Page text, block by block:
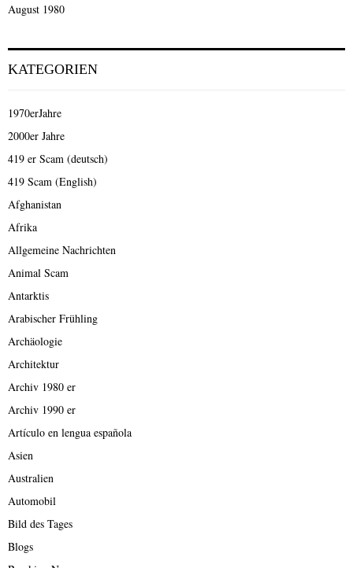
August 1980
KATEGORIEN
1970erJahre
2000er Jahre
419 er Scam (deutsch)
419 Scam (English)
Afghanistan
Afrika
Allgemeine Nachrichten
Animal Scam
Antarktis
Arabischer Frühling
Archäologie
Architektur
Archiv 1980 er
Archiv 1990 er
Artículo en lengua española
Asien
Australien
Automobil
Bild des Tages
Blogs